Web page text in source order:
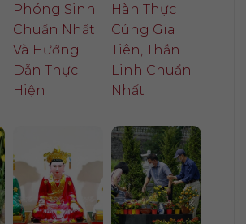
Phóng Sinh
Chuẩn Nhất
Và Hướng
Dẫn Thực
Hiện
Hàn Thực
Cúng Gia
Tiên, Thần
Linh Chuẩn
Nhất